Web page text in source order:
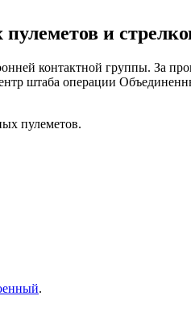
и
контактной группы. За
штаба операции
пулеметов.
.